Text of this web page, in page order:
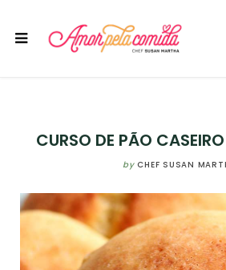
CURSO DE PÃO
by CHEF SUSAN